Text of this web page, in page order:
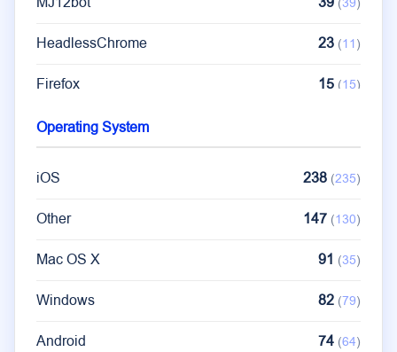
HeadlessChrome 23 (11)
Firefox 15 (15)
DuckDuckBot
Operating System
iOS 238 (235)
Other 147 (130)
Mac OS X 91 (35)
Windows 82 (79)
Android 74 (64)